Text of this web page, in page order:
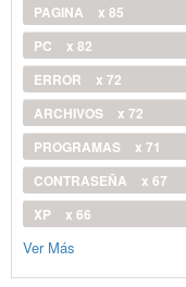
PAGINA
x 85
PC
x 82
ERROR
x 72
ARCHIVOS
x 72
PROGRAMAS
x 71
CONTRASEÑA
x 67
XP
x 66
Ver Más